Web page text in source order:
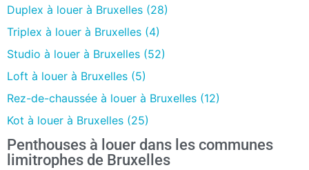
Duplex à louer à Bruxelles (28)
Triplex à louer à Bruxelles (4)
Studio à louer à Bruxelles (52)
Loft à louer à Bruxelles (5)
Rez-de-chaussée à louer à Bruxelles (12)
Kot à louer à Bruxelles (25)
Penthouses à louer dans les communes
limitrophes de Bruxelles